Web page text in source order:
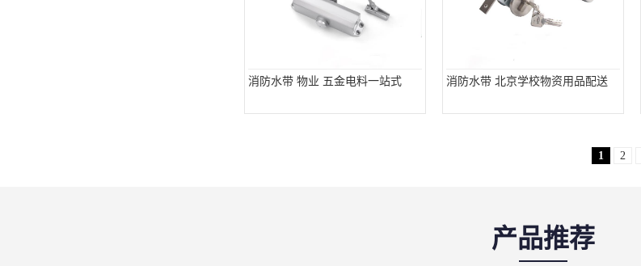
消防水带 物业 五金电料一站式 消防水带 北京学校物资用品配送
1 2
产品推荐